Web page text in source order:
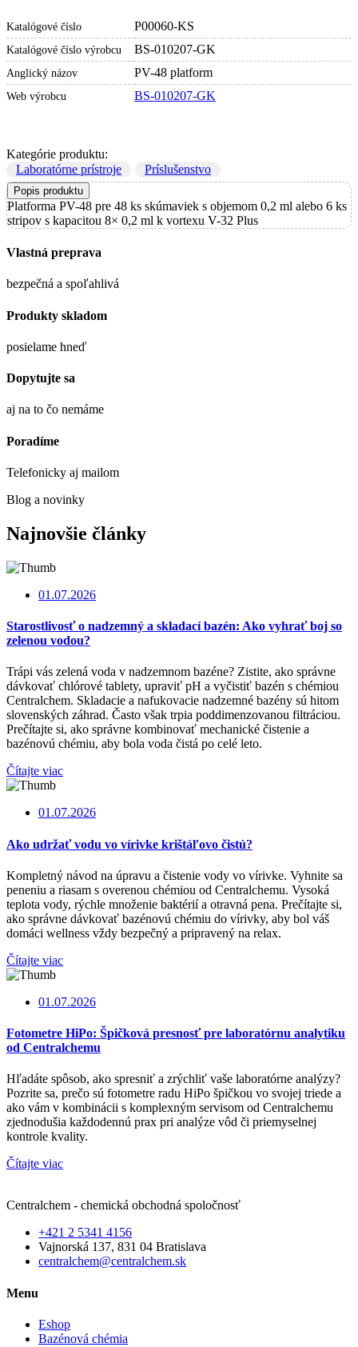
Katalógové číslo P00060-KS
Katalógové číslo výrobcu BS-010207-GK
Anglický názov PV-48 platform
Web výrobcu BS-010207-GK
Kategórie produktu:
Laboratórne prístroje
Príslušenstvo
Popis produktu
Platforma PV-48 pre 48 ks skúmaviek s objemom 0,2 ml alebo 6 ks
stripov s kapacitou 8× 0,2 ml k vortexu V-32 Plus
Vlastná preprava
bezpečná a spoľahlivá
Produkty skladom
posielame hneď
Dopytujte sa
aj na to čo nemáme
Poradíme
Telefonicky aj mailom
Blog a novinky
Najnovšie články
01.07.2026
Starostlivosť o nadzemný a skladací bazén: Ako vyhrať boj so
zelenou vodou?
Trápi vás zelená voda v nadzemnom bazéne? Zistite, ako správne
dávkovať chlórové tablety, upraviť pH a vyčistiť bazén s chémiou
Centralchem. Skladacie a nafukovacie nadzemné bazény sú hitom
slovenských záhrad. Často však trpia poddimenzovanou filtráciou.
Prečítajte si, ako správne kombinovať mechanické čistenie a
bazénovú chémiu, aby bola voda čistá po celé leto.
Čítajte viac
01.07.2026
Ako udržať vodu vo vírivke krištáľovo čistú?
Kompletný návod na úpravu a čistenie vody vo vírivke. Vyhnite sa
peneniu a riasam s overenou chémiou od Centralchemu. Vysoká
teplota vody, rýchle množenie baktérií a otravná pena. Prečítajte si,
ako správne dávkovať bazénovú chémiu do vírivky, aby bol váš
domáci wellness vždy bezpečný a pripravený na relax.
Čítajte viac
01.07.2026
Fotometre HiPo: Špičková presnosť pre laboratórnu analytiku
od Centralchemu
Hľadáte spôsob, ako spresniť a zrýchliť vaše laboratórne analýzy?
Pozrite sa, prečo sú fotometre radu HiPo špičkou vo svojej triede a
ako vám v kombinácii s komplexným servisom od Centralchemu
zjednodušia každodennú prax pri analýze vôd či priemyselnej
kontrole kvality.
Čítajte viac
Centralchem - chemická obchodná spoločnosť
+421 2 5341 4156
Vajnorská 137, 831 04 Bratislava
centralchem@centralchem.sk
Menu
Eshop
Bazénová chémia